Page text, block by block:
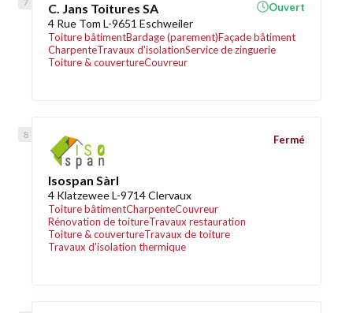
C. Jans Toitures SA
4 Rue Tom L-9651 Eschweiler
Toiture bâtimentBardage (parement)Façade bâtiment
CharpenteTravaux d'isolationService de zinguerie
Toiture & couvertureCouvreur
Ouvert
Isospan Sàrl
4 Klatzewee L-9714 Clervaux
Toiture bâtimentCharpenteCouvreur
Rénovation de toitureTravaux restauration
Toiture & couvertureTravaux de toiture
Travaux d'isolation thermique
Fermé